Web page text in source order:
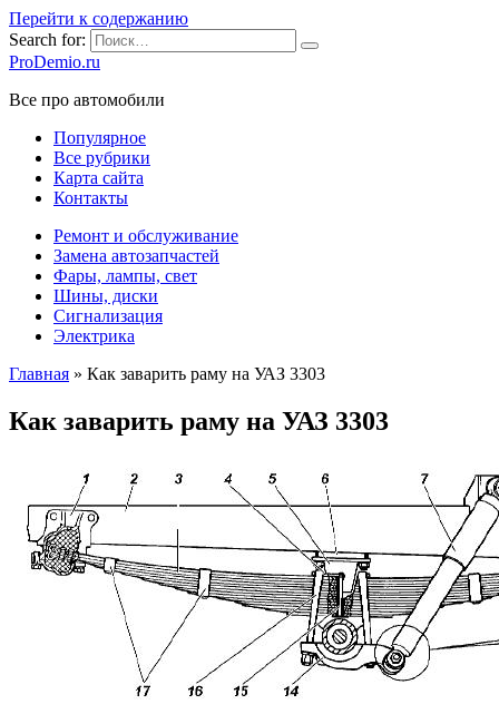
Перейти к содержанию
Search for:
ProDemio.ru
Все про автомобили
Популярное
Все рубрики
Карта сайта
Контакты
Ремонт и обслуживание
Замена автозапчастей
Фары, лампы, свет
Шины, диски
Сигнализация
Электрика
Главная » Как заварить раму на УАЗ 3303
Как заварить раму на УАЗ 3303